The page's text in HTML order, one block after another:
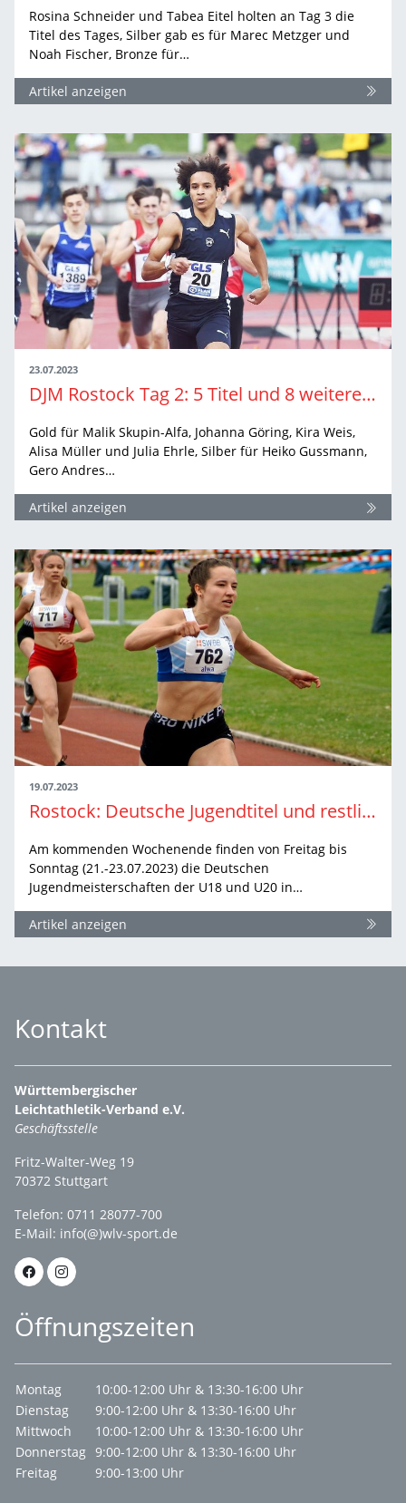
Rosina Schneider und Tabea Eitel holten an Tag 3 die
Titel des Tages, Silber gab es für Marec Metzger und
Noah Fischer, Bronze für…
Artikel anzeigen
23.07.2023
DJM Rostock Tag 2: 5 Titel und 8 weitere Medaillen
Gold für Malik Skupin-Alfa, Johanna Göring, Kira Weis,
Alisa Müller und Julia Ehrle, Silber für Heiko Gussmann,
Gero Andres…
Artikel anzeigen
19.07.2023
Rostock: Deutsche Jugendtitel und restliche U20-EM-Tickets
Am kommenden Wochenende finden von Freitag bis
Sonntag (21.-23.07.2023) die Deutschen
Jugendmeisterschaften der U18 und U20 in…
Artikel anzeigen
Kontakt
Württembergischer
Leichtathletik-Verband e.V.
Geschäftsstelle
Fritz-Walter-Weg 19
70372 Stuttgart
Telefon: 0711 28077-700
E-Mail: info(@)wlv-sport.de
Öffnungszeiten
Montag
10:00-12:00 Uhr & 13:30-16:00 Uhr
Dienstag
9:00-12:00 Uhr & 13:30-16:00 Uhr
Mittwoch
10:00-12:00 Uhr & 13:30-16:00 Uhr
Donnerstag 9:00-12:00 Uhr & 13:30-16:00 Uhr
Freitag
9:00-13:00 Uhr